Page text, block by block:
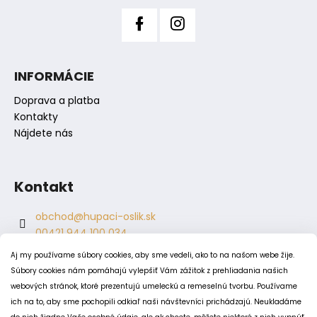
Aj my používame súbory cookies, aby sme vedeli, ako to na našom webe žije.
Súbory cookies nám pomáhajú vylepšiť Vám zážitok z prehliadania našich
webových stránok, ktoré prezentujú umeleckú a remeselnú tvorbu. Používame
ich na to, aby sme pochopili odkiaľ naši návštevníci prichádzajú. Neukladáme
INFORMÁCIE
Doprava a platba
Kontakty
Nájdete nás
Kontakt
obchod@hupaci-oslik.sk
00421 944 100 034
00421 944 904 704
hupaci.oslik
dagmar.juricova